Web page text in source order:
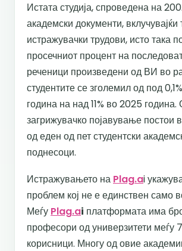
Истата студија, спроведена на
академски документи, вклучувајќи
истражувачки трудови, исто така
просечниот процент на
реченици произведени од ВИ во
студентите се зголемил од под
година на над 11% во 2025 година.
загрижувачко појавување постои
од еден од пет студентски
поднесоци.
Истражувањето на Plag.ai
проблем кој не е единствен само
Меѓу Plag.ai платформата има
професори од универзитети меѓу
корисници. Многу од овие